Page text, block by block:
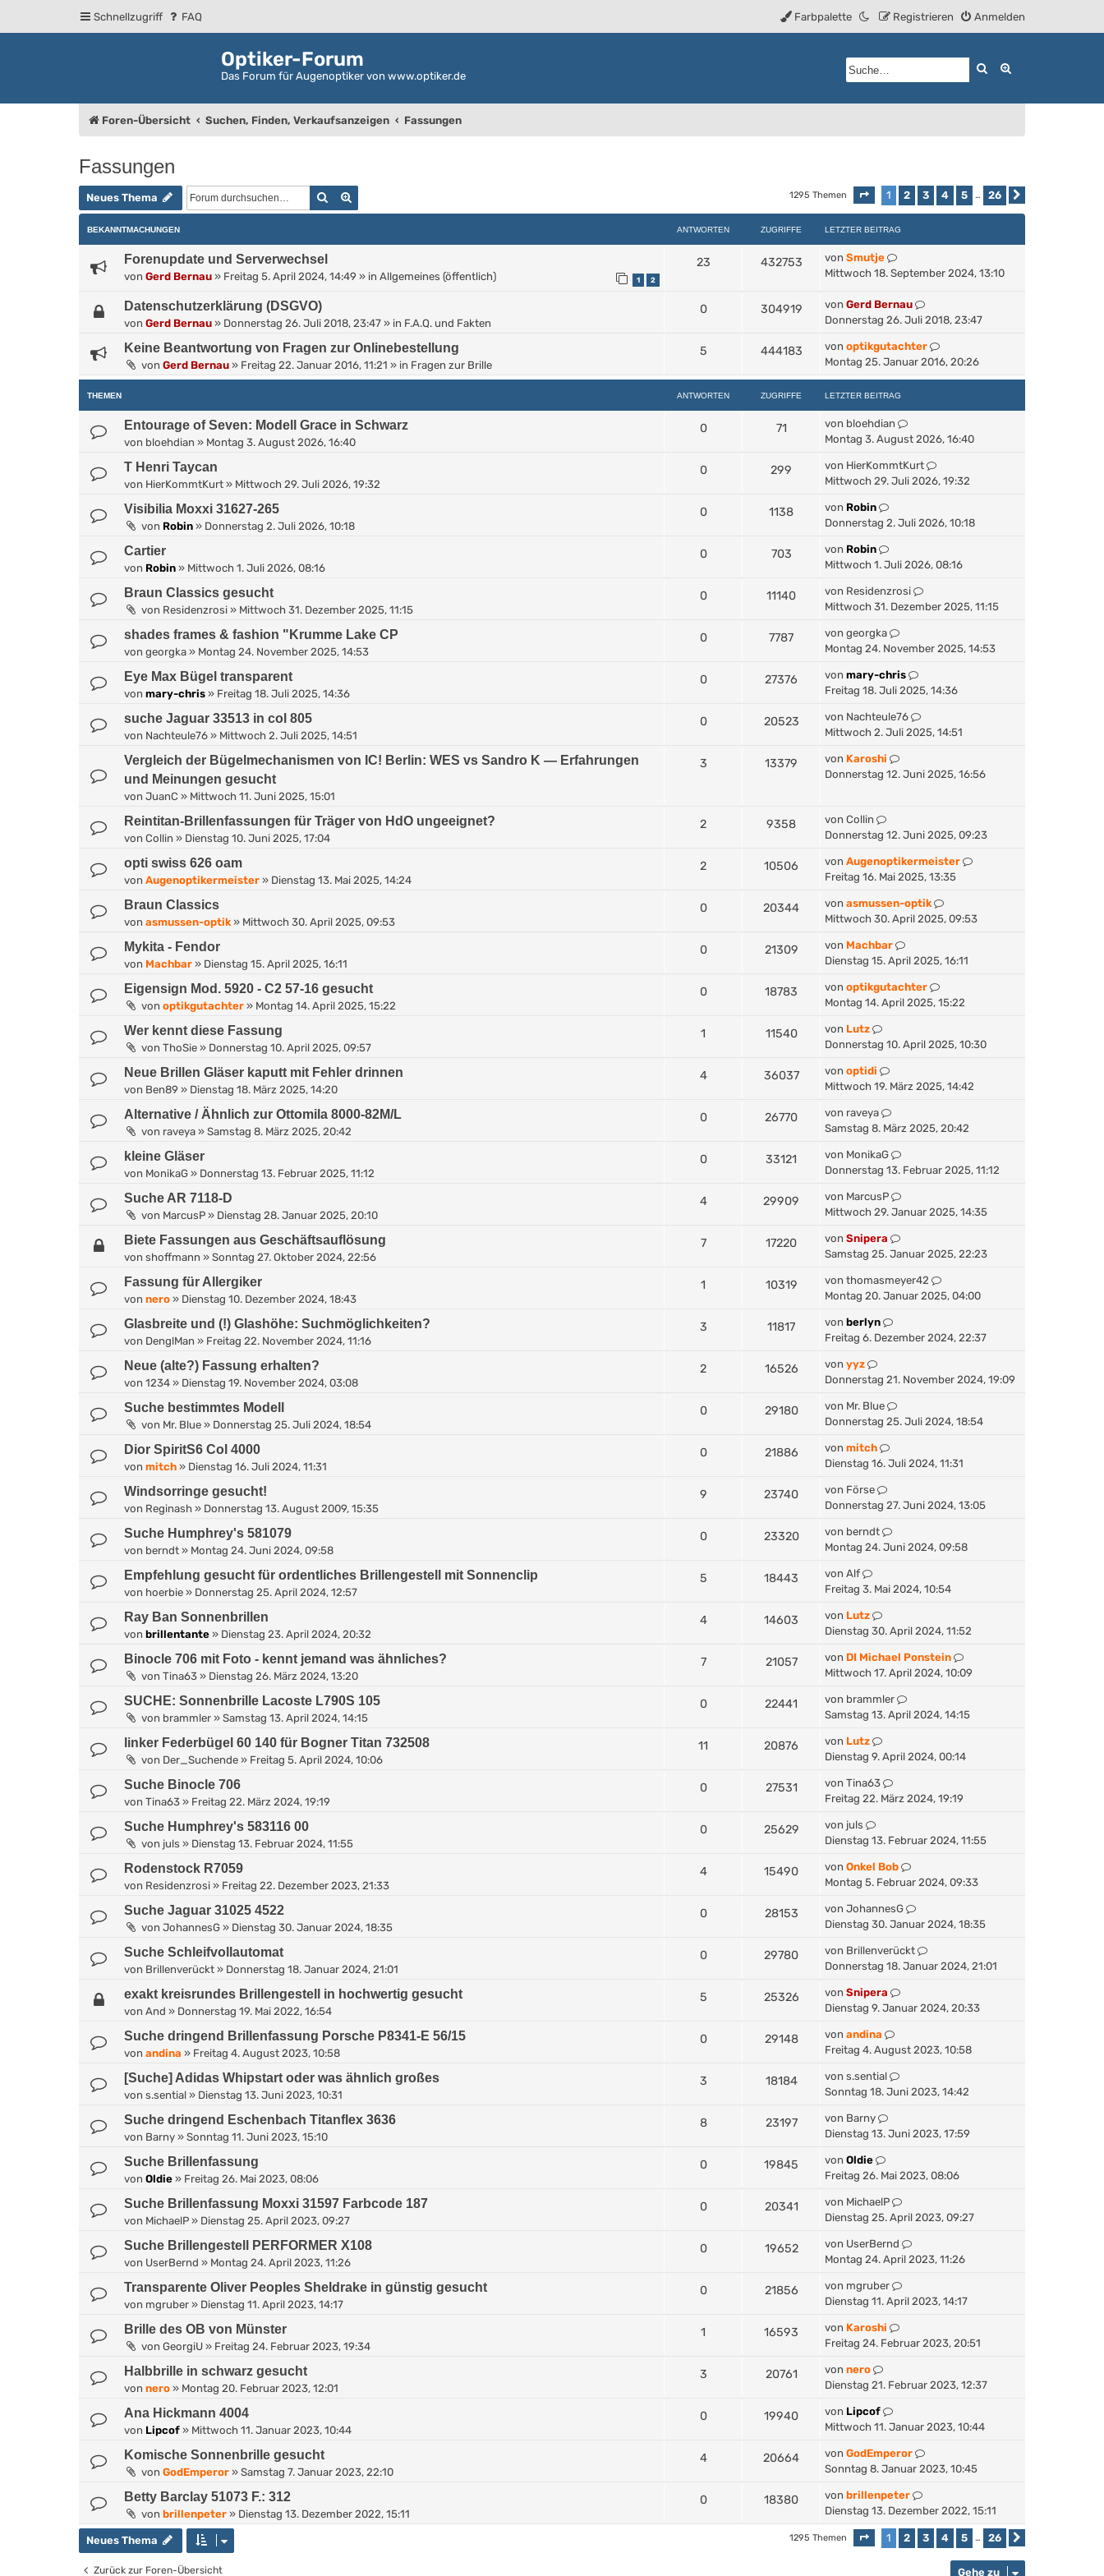
Schnellzugriff FAQ Anmelden
Registrieren
Farbpalette
Optiker-Forum
Das Forum für Augenoptiker von www.optiker.de
Suche
Foren-Übersicht Suchen, Finden, Verkaufsanzeigen Fassungen
Fassungen
Neues Thema Suche 1295 Themen Seite 1von 26
1 2 3 4 5 … 26
BEKANNTMACHUNGEN ANTWORTEN ZUGRIFFE LETZTER BEITRAG
Forenupdate und Serverwechsel
von Gerd Bernau » Freitag 5. April 2024, 14:49 » in Allgemeines (öffentlich) 1 2
23 432753 von Smutje
Mittwoch 18. September 2024, 13:10
Datenschutzerklärung (DSGVO)
von Gerd Bernau » Donnerstag 26. Juli 2018, 23:47 » in F.A.Q. und Fakten
0 304919 von Gerd Bernau
Donnerstag 26. Juli 2018, 23:47
Keine Beantwortung von Fragen zur Onlinebestellung
von Gerd Bernau » Freitag 22. Januar 2016, 11:21 » in Fragen zur Brille
5 444183 von optikgutachter
Montag 25. Januar 2016, 20:26
THEMEN ANTWORTEN ZUGRIFFE LETZTER BEITRAG
Entourage of Seven: Modell Grace in Schwarz
von bloehdian » Montag 3. August 2026, 16:40
0 71 von bloehdian
Montag 3. August 2026, 16:40
T Henri Taycan
von HierKommtKurt » Mittwoch 29. Juli 2026, 19:32
0 299 von HierKommtKurt
Mittwoch 29. Juli 2026, 19:32
Visibilia Moxxi 31627-265
von Robin » Donnerstag 2. Juli 2026, 10:18
0 1138 von Robin
Donnerstag 2. Juli 2026, 10:18
Cartier
von Robin » Mittwoch 1. Juli 2026, 08:16
0 703 von Robin
Mittwoch 1. Juli 2026, 08:16
Braun Classics gesucht
von Residenzrosi » Mittwoch 31. Dezember 2025, 11:15
0 11140 von Residenzrosi
Mittwoch 31. Dezember 2025, 11:15
shades frames & fashion "Krumme Lake CP
von georgka » Montag 24. November 2025, 14:53
0 7787 von georgka
Montag 24. November 2025, 14:53
Eye Max Bügel transparent
von mary-chris » Freitag 18. Juli 2025, 14:36
0 27376 von mary-chris
Freitag 18. Juli 2025, 14:36
suche Jaguar 33513 in col 805
von Nachteule76 » Mittwoch 2. Juli 2025, 14:51
0 20523 von Nachteule76
Mittwoch 2. Juli 2025, 14:51
Vergleich der Bügelmechanismen von IC! Berlin: WES vs Sandro K — Erfahrungen
und Meinungen gesucht
von JuanC » Mittwoch 11. Juni 2025, 15:01
3 13379 von Karoshi
Donnerstag 12. Juni 2025, 16:56
Reintitan-Brillenfassungen für Träger von HdO ungeeignet?
von Collin » Dienstag 10. Juni 2025, 17:04
2 9358 von Collin
Donnerstag 12. Juni 2025, 09:23
opti swiss 626 oam
von Augenoptikermeister » Dienstag 13. Mai 2025, 14:24
2 10506 von Augenoptikermeister
Freitag 16. Mai 2025, 13:35
Braun Classics
von asmussen-optik » Mittwoch 30. April 2025, 09:53
0 20344 von asmussen-optik
Mittwoch 30. April 2025, 09:53
Mykita - Fendor
von Machbar » Dienstag 15. April 2025, 16:11
0 21309 von Machbar
Dienstag 15. April 2025, 16:11
Eigensign Mod. 5920 - C2 57-16 gesucht
von optikgutachter » Montag 14. April 2025, 15:22
0 18783 von optikgutachter
Montag 14. April 2025, 15:22
Wer kennt diese Fassung
von ThoSie » Donnerstag 10. April 2025, 09:57
1 11540 von Lutz
Donnerstag 10. April 2025, 10:30
Neue Brillen Gläser kaputt mit Fehler drinnen
von Ben89 » Dienstag 18. März 2025, 14:20
4 36037 von optidi
Mittwoch 19. März 2025, 14:42
Alternative / Ähnlich zur Ottomila 8000-82M/L
von raveya » Samstag 8. März 2025, 20:42
0 26770 von raveya
Samstag 8. März 2025, 20:42
kleine Gläser
von MonikaG » Donnerstag 13. Februar 2025, 11:12
0 33121 von MonikaG
Donnerstag 13. Februar 2025, 11:12
Suche AR 7118-D
von MarcusP » Dienstag 28. Januar 2025, 20:10
4 29909 von MarcusP
Mittwoch 29. Januar 2025, 14:35
Biete Fassungen aus Geschäftsauflösung
von shoffmann » Sonntag 27. Oktober 2024, 22:56
7 17220 von Snipera
Samstag 25. Januar 2025, 22:23
Fassung für Allergiker
von nero » Dienstag 10. Dezember 2024, 18:43
1 10319 von thomasmeyer42
Montag 20. Januar 2025, 04:00
Glasbreite und (!) Glashöhe: Suchmöglichkeiten?
von DenglMan » Freitag 22. November 2024, 11:16
3 11817 von berlyn
Freitag 6. Dezember 2024, 22:37
Neue (alte?) Fassung erhalten?
von 1234 » Dienstag 19. November 2024, 03:08
2 16526 von yyz
Donnerstag 21. November 2024, 19:09
Suche bestimmtes Modell
von Mr. Blue » Donnerstag 25. Juli 2024, 18:54
0 29180 von Mr. Blue
Donnerstag 25. Juli 2024, 18:54
Dior SpiritS6 Col 4000
von mitch » Dienstag 16. Juli 2024, 11:31
0 21886 von mitch
Dienstag 16. Juli 2024, 11:31
Windsorringe gesucht!
von Reginash » Donnerstag 13. August 2009, 15:35
9 23740 von Förse
Donnerstag 27. Juni 2024, 13:05
Suche Humphrey's 581079
von berndt » Montag 24. Juni 2024, 09:58
0 23320 von berndt
Montag 24. Juni 2024, 09:58
Empfehlung gesucht für ordentliches Brillengestell mit Sonnenclip
von hoerbie » Donnerstag 25. April 2024, 12:57
5 18443 von Alf
Freitag 3. Mai 2024, 10:54
Ray Ban Sonnenbrillen
von brillentante » Dienstag 23. April 2024, 20:32
4 14603 von Lutz
Dienstag 30. April 2024, 11:52
Binocle 706 mit Foto - kennt jemand was ähnliches?
von Tina63 » Dienstag 26. März 2024, 13:20
7 21057 von DI Michael Ponstein
Mittwoch 17. April 2024, 10:09
SUCHE: Sonnenbrille Lacoste L790S 105
von brammler » Samstag 13. April 2024, 14:15
0 22441 von brammler
Samstag 13. April 2024, 14:15
linker Federbügel 60 140 für Bogner Titan 732508
von Der_Suchende » Freitag 5. April 2024, 10:06
11 20876 von Lutz
Dienstag 9. April 2024, 00:14
Suche Binocle 706
von Tina63 » Freitag 22. März 2024, 19:19
0 27531 von Tina63
Freitag 22. März 2024, 19:19
Suche Humphrey's 583116 00
von juls » Dienstag 13. Februar 2024, 11:55
0 25629 von juls
Dienstag 13. Februar 2024, 11:55
Rodenstock R7059
von Residenzrosi » Freitag 22. Dezember 2023, 21:33
4 15490 von Onkel Bob
Montag 5. Februar 2024, 09:33
Suche Jaguar 31025 4522
von JohannesG » Dienstag 30. Januar 2024, 18:35
0 28153 von JohannesG
Dienstag 30. Januar 2024, 18:35
Suche Schleifvollautomat
von Brillenverückt » Donnerstag 18. Januar 2024, 21:01
0 29780 von Brillenverückt
Donnerstag 18. Januar 2024, 21:01
exakt kreisrundes Brillengestell in hochwertig gesucht
von And » Donnerstag 19. Mai 2022, 16:54
5 25326 von Snipera
Dienstag 9. Januar 2024, 20:33
Suche dringend Brillenfassung Porsche P8341-E 56/15
von andina » Freitag 4. August 2023, 10:58
0 29148 von andina
Freitag 4. August 2023, 10:58
[Suche] Adidas Whipstart oder was ähnlich großes
von s.sential » Dienstag 13. Juni 2023, 10:31
3 18184 von s.sential
Sonntag 18. Juni 2023, 14:42
Suche dringend Eschenbach Titanflex 3636
von Barny » Sonntag 11. Juni 2023, 15:10
8 23197 von Barny
Dienstag 13. Juni 2023, 17:59
Suche Brillenfassung
von Oldie » Freitag 26. Mai 2023, 08:06
0 19845 von Oldie
Freitag 26. Mai 2023, 08:06
Suche Brillenfassung Moxxi 31597 Farbcode 187
von MichaelP » Dienstag 25. April 2023, 09:27
0 20341 von MichaelP
Dienstag 25. April 2023, 09:27
Suche Brillengestell PERFORMER X108
von UserBernd » Montag 24. April 2023, 11:26
0 19652 von UserBernd
Montag 24. April 2023, 11:26
Transparente Oliver Peoples Sheldrake in günstig gesucht
von mgruber » Dienstag 11. April 2023, 14:17
0 21856 von mgruber
Dienstag 11. April 2023, 14:17
Brille des OB von Münster
von GeorgiU » Freitag 24. Februar 2023, 19:34
1 16593 von Karoshi
Freitag 24. Februar 2023, 20:51
Halbbrille in schwarz gesucht
von nero » Montag 20. Februar 2023, 12:01
3 20761 von nero
Dienstag 21. Februar 2023, 12:37
Ana Hickmann 4004
von Lipcof » Mittwoch 11. Januar 2023, 10:44
0 19940 von Lipcof
Mittwoch 11. Januar 2023, 10:44
Komische Sonnenbrille gesucht
von GodEmperor » Samstag 7. Januar 2023, 22:10
4 20664 von GodEmperor
Sonntag 8. Januar 2023, 10:45
Betty Barclay 51073 F.: 312
von brillenpeter » Dienstag 13. Dezember 2022, 15:11
0 18380 von brillenpeter
Dienstag 13. Dezember 2022, 15:11
Neues Thema 1295 Themen Seite 1von 26
1 2 3 4 5 … 26
Zurück zur Foren-Übersicht Gehe zu